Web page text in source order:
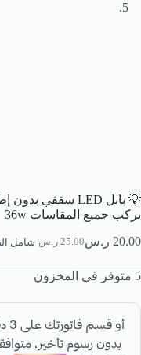
يركب جميع المقاسات 36w
25.00 ر.س 20.00 ر.س شامل
5 متوفر في المخزون